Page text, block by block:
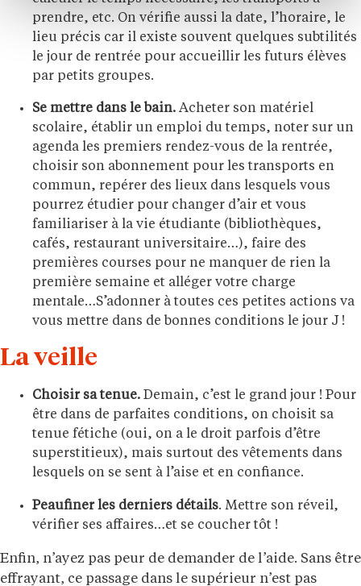
prendre, etc. On vérifie aussi la date, l’horaire, le
lieu précis car il existe souvent quelques subtilités
le jour de rentrée pour accueillir les futurs élèves
par petits groupes.
Se mettre dans le bain. Acheter son matériel
scolaire, établir un emploi du temps, noter sur un
agenda les premiers rendez-vous de la rentrée,
choisir son abonnement pour les transports en
commun, repérer des lieux dans lesquels vous
pourrez étudier pour changer d’air et vous
familiariser à la vie étudiante (bibliothèques,
cafés, restaurant universitaire…), faire des
premières courses pour ne manquer de rien la
première semaine et alléger votre charge
mentale…S’adonner à toutes ces petites actions va
vous mettre dans de bonnes conditions le jour J !
La veille
Choisir sa tenue. Demain, c’est le grand jour ! Pour
être dans de parfaites conditions, on choisit sa
tenue fétiche (oui, on a le droit parfois d’être
superstitieux), mais surtout des vêtements dans
lesquels on se sent à l’aise et en confiance.
Peaufiner les derniers détails. Mettre son réveil,
vérifier ses affaires…et se coucher tôt !
Enfin, n’ayez pas peur de demander de l’aide. Sans être
effrayant, ce passage dans le supérieur n’est pas